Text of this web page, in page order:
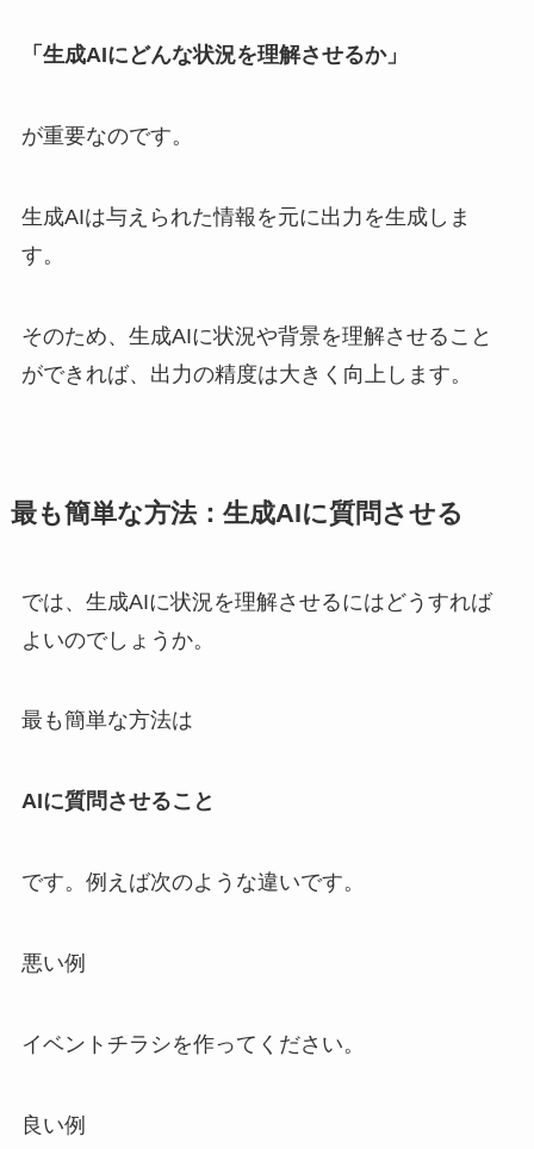
「生成AIにどんな状況を理解させるか」
が重要なのです。
生成AIは与えられた情報を元に出力を生成しま
す。
そのため、生成AIに状況や背景を理解させること
ができれば、出力の精度は大きく向上します。
最も簡単な方法：生成AIに質問させる
では、生成AIに状況を理解させるにはどうすれば
よいのでしょうか。
最も簡単な方法は
AIに質問させること
です。例えば次のような違いです。
悪い例
イベントチラシを作ってください。
良い例